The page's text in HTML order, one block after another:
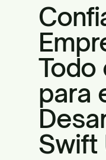
Todo
para
Swift